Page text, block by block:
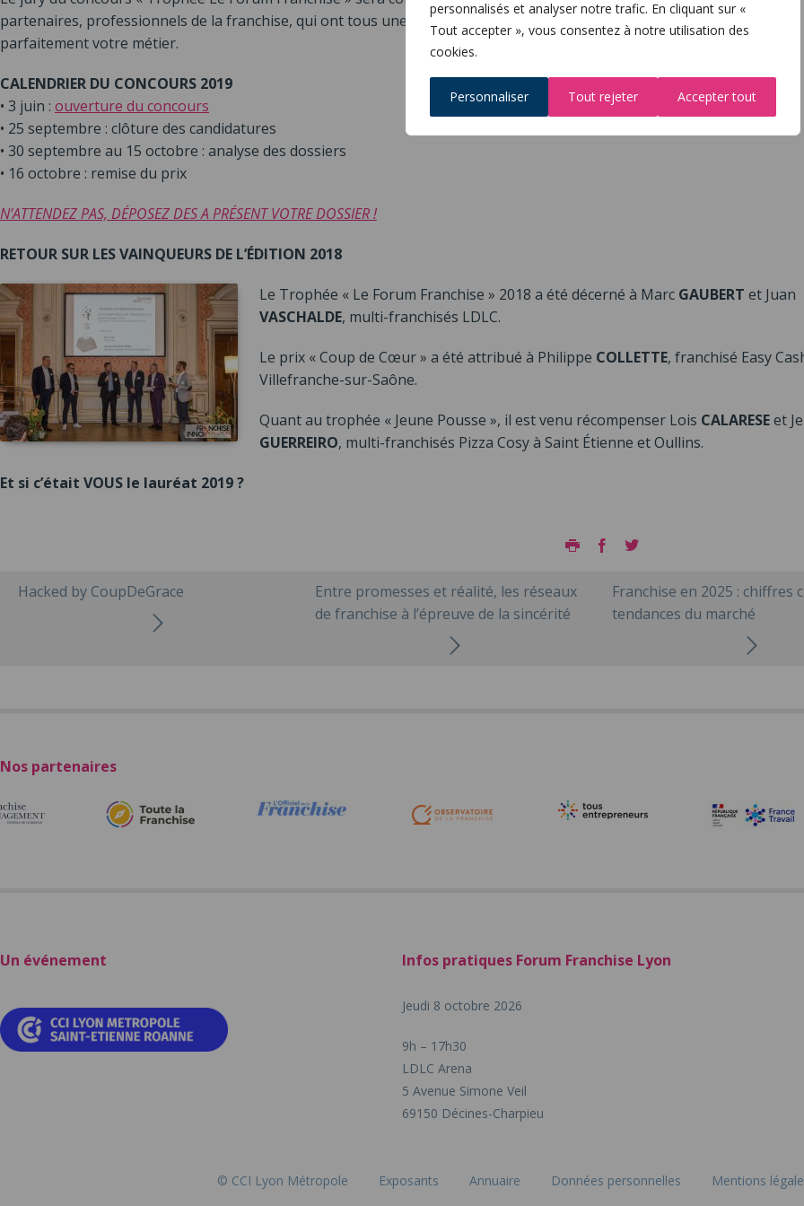
personnalisés et analyser notre trafic. En cliquant sur «
Tout accepter », vous consentez à notre utilisation des
cookies.
Personnaliser Tout rejeter Accepter tout
partenaires, professionnels de la franchise, qui ont tous une grande expertise dans leur domaine et qui connaissent
parfaitement votre métier.
CALENDRIER DU CONCOURS 2019
• 3 juin : ouverture du concours
• 25 septembre : clôture des candidatures
• 30 septembre au 15 octobre : analyse des dossiers
• 16 octobre : remise du prix
N’ATTENDEZ PAS, DÉPOSEZ DES A PRÉSENT VOTRE DOSSIER !
RETOUR SUR LES VAINQUEURS DE L’ÉDITION 2018
Le Trophée « Le Forum Franchise » 2018 a été décerné à Marc GAUBERT et Juan
VASCHALDE, multi-franchisés LDLC.
Le prix « Coup de Cœur » a été attribué à Philippe COLLETTE, franchisé Easy
Villefranche-sur-Saône.
Quant au trophée « Jeune Pousse », il est venu récompenser Lois CALARESEet
GUERREIRO, multi-franchisés Pizza Cosy à Saint Étienne et Oullins.
Et si c’était VOUS le lauréat 2019 ?
ImprimerFacebook
Hacked by CoupDeGrace
Entre promesses et réalité, les réseaux
de franchise à l’épreuve de la sincérité
Franchise en 2025 : chiffres
tendances du marché
Nos partenaires
Un événement Infos pratiques Forum Franchise Lyon
Jeudi 8 octobre 2026
9h – 17h30
LDLC Arena
5 Avenue Simone Veil
69150 Décines-Charpieu
© CCI Lyon Métropole Exposants Annuaire Données personnelles Mentions